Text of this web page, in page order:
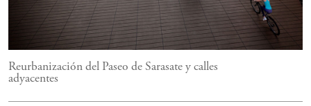
Reurbanización del Paseo de Sarasate y calles
adyacentes